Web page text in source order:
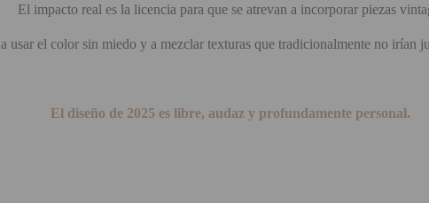
El impacto real es la licencia para que se atrevan a incorporar piezas
a usar el color sin miedo y a mezclar texturas que tradicionalmente no irían
El diseño de 2025 es libre, audaz y profundamente personal.